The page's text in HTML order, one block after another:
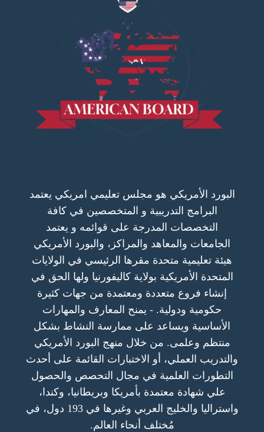
البورد الأمريكي هو مجلس تعليمي امريكي يعتمد
البرامج التدريبية و المتخصصين في كافة
التخصصات المدرجة على قوائمه و يعتمد
الجامعات والمعاهد والمراكز، والبورد الأمريكي
هيئة تعليمية متحدة مقرها الرئيسي في الولايات
المتحدة الأمريكية بولاية كاليفورنيا ولها الحق في
إنشاء فروع متعددة ومعتمدة من جهات كثيرة
حكومية ودولية. - يمنح المعارف والمهارات
الأساسية ويساعد على ممارسة النشاط بشكل
منتظم وعلمى. من خلال منهج البورد الأمريكي
والتدريب العملي، أو الاختبارات القائمة على أحدث
التطورات العلمية في مجال التحصص والحصول
علي شهادة معتمدة بأمريكا وبريطانيا، وكندا،
واستراليا والخليج العربي وغيرها في 193 دول، في
مُختلف أنحاء العالم.